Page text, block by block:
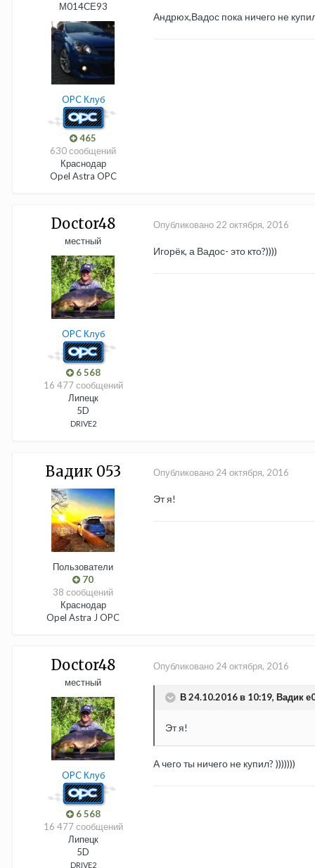
М014СЕ93
OPC Клуб
465
630 сообщений
Краснодар
Opel Astra OPC
Андрюх,Вадос пока ничего не
Doctor48
местный
OPC Клуб
6 568
16 477 сообщений
Липецк
5D
DRIVE2
Опубликовано 22 октября, 2016
Игорёк, а Вадос- это кто?))))
Вадик 053
Пользователи
70
38 сообщений
Краснодар
Opel Astra J OPC
Опубликовано 24 октября, 2016
Эт я!
Doctor48
местный
OPC Клуб
6 568
16 477 сообщений
Липецк
5D
DRIVE2
Опубликовано 24 октября, 2016
В 24.10.2016 в 10:19, Вадик
Эт я!
А чего ты ничего не купил? )))))))